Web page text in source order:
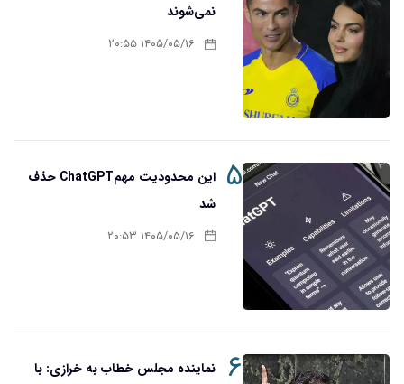
نمی‌شوند
۱۴۰۵/۰۵/۱۶ ۲۰:۵۵
۵
این محدودیت مهمChatGPT حذف
شد
۱۴۰۵/۰۵/۱۶ ۲۰:۵۳
۶ نماینده مجلس خطاب به خرازی: با